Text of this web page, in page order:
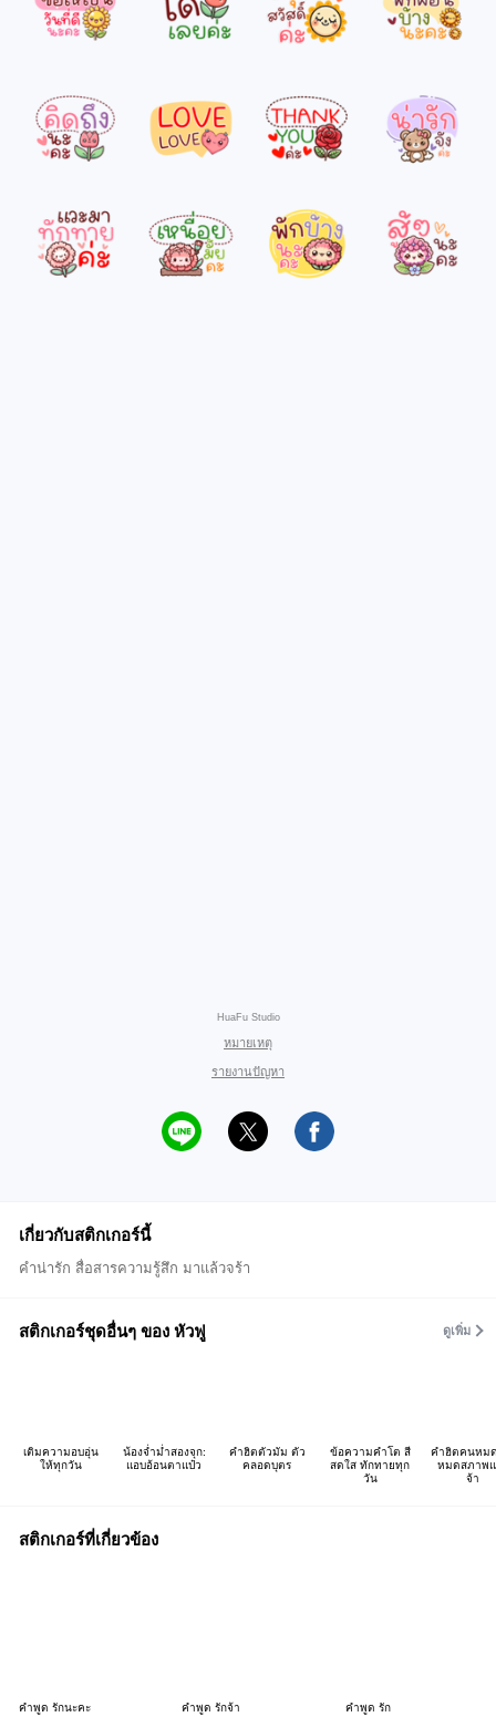
HuaFu Studio
หมายเหตุ
รายงานปัญหา
เกี่ยวกับสติกเกอร์นี้
คำน่ารัก สื่อสารความรู้สึก มาแล้วจร้า
สติกเกอร์ชุดอื่นๆ ของ หัวฟู ดูเพิ่ม
เติมความอบอุ่น
ให้ทุกวัน
น้องจ่ำม่ำสองจุก:
แอบอ้อนตาแป๋ว
คำฮิตตัวมัม ตัว
คลอดบุตร
ข้อความคำโต สี
สดใส ทักทายทุก
วัน
คำฮิตคนหม
หมดสภาพ
จ้า
สติกเกอร์ที่เกี่ยวข้อง
คำพูด รักนะคะ คำพูด รักจ้า คำพูด รัก